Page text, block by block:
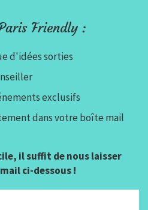
Friendly :
d'idées sorties
exclusifs
dans votre boîte mail
il suffit de nous laisser
ci-dessous !